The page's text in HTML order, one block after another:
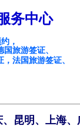
务中心
，
旅游签证、
法国旅游签证、
昆明、上海